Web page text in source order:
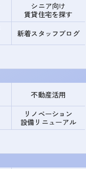
シニア向け
賃貸住宅を探す
新着スタッフブログ
不動産活用
リノベーション
設備リニューアル